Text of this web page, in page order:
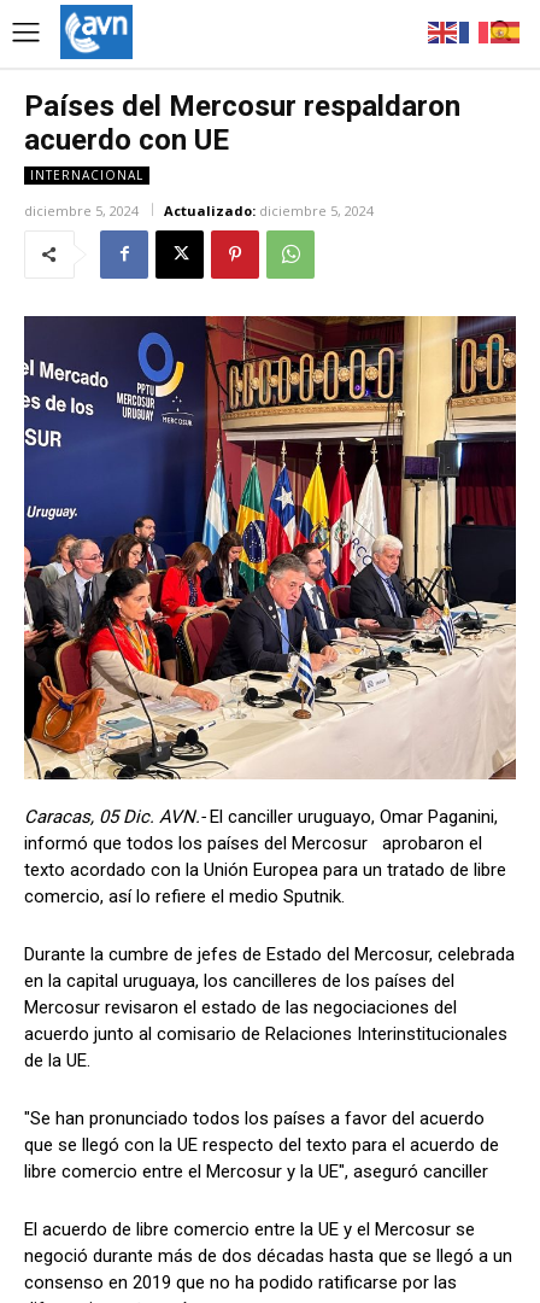
Países del Mercosur respaldaron
acuerdo con UE
INTERNACIONAL
diciembre 5, 2024 Actualizado: diciembre 5, 2024
Caracas, 05 Dic. AVN.-El canciller uruguayo, Omar Paganini,
informó que todos los países del Mercosur aprobaron el
texto acordado con la Unión Europea para un tratado de libre
comercio, así lo refiere el medio Sputnik.
Durante la cumbre de jefes de Estado del Mercosur, celebrada
en la capital uruguaya, los cancilleres de los países del
Mercosur revisaron el estado de las negociaciones del
acuerdo junto al comisario de Relaciones Interinstitucionales
de la UE.
"Se han pronunciado todos los países a favor del acuerdo
que se llegó con la UE respecto del texto para el acuerdo de
libre comercio entre el Mercosur y la UE", aseguró canciller
El acuerdo de libre comercio entre la UE y el Mercosur se
negoció durante más de dos décadas hasta que se llegó a un
consenso en 2019 que no ha podido ratificarse por las